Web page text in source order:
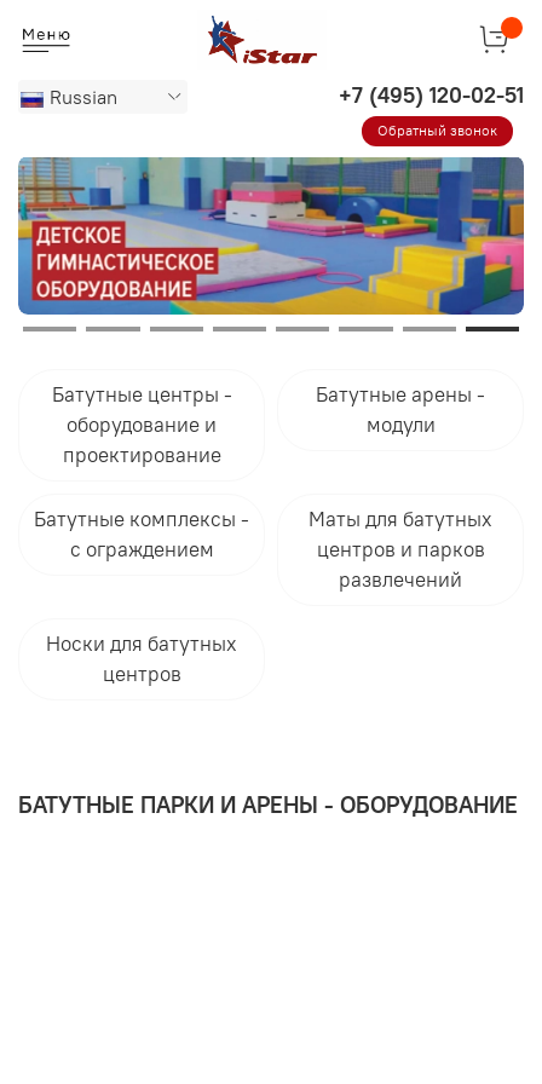
Russian
Обратный звонок
Батутные центры -
оборудование и
проектирование
Батутные арены -
модули
Батутные комплексы -
с ограждением
Маты для батутных
центров и парков
развлечений
Носки для батутных
центров
БАТУТНЫЕ ПАРКИ И АРЕНЫ - ОБОРУДОВАНИЕ